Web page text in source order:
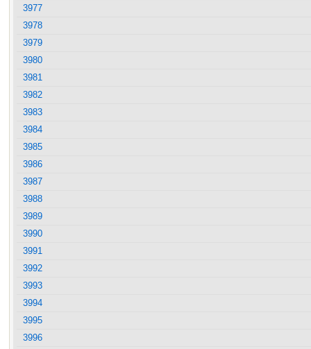
3977
3978
3979
3980
3981
3982
3983
3984
3985
3986
3987
3988
3989
3990
3991
3992
3993
3994
3995
3996